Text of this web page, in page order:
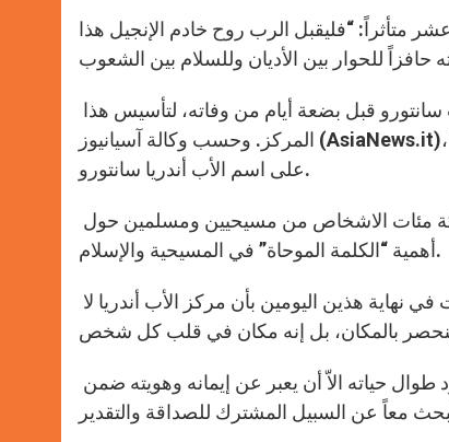
متأثراً: “فليقبل الرب روح خادم الإنجيل هذا
المركز. وحسب وكالة آسيانيوز (AsiaNews.it)، تم يوم الأحد، في الإسكندرون، افتتاح “مركز الحوار بين الثقافات والأديان”
على اسم الأب أندريا سانتورو.
أهمية “الكلمة الموحاة” في المسيحية والإسلام.